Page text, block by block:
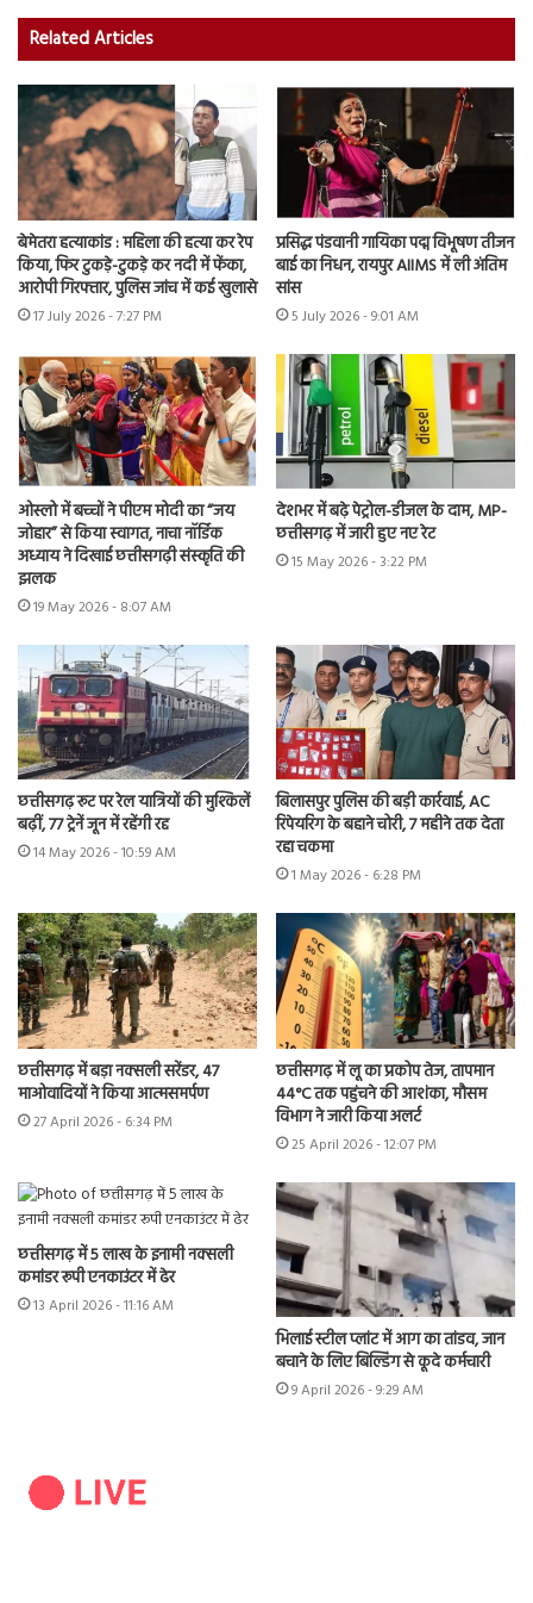
Related Articles
बेमेतरा हत्याकांड : महिला की हत्या कर रेप
किया, फिर टुकड़े-टुकड़े कर नदी में फेंका,
आरोपी गिरफ्तार, पुलिस जांच में कई खुलासे
17 July 2026 - 7:27 PM
प्रसिद्ध पंडवानी गायिका पद्म विभूषण तीजन
बाई का निधन, रायपुर AIIMS में ली अंतिम
सांस
5 July 2026 - 9:01 AM
ओस्लो में बच्चों ने पीएम मोदी का “जय
जोहार” से किया स्वागत, नाचा नॉर्डिक
अध्याय ने दिखाई छत्तीसगढ़ी संस्कृति की
झलक
19 May 2026 - 8:07 AM
देशभर में बढ़े पेट्रोल-डीजल के दाम, MP-
छत्तीसगढ़ में जारी हुए नए रेट
15 May 2026 - 3:22 PM
छत्तीसगढ़ रूट पर रेल यात्रियों की मुश्किलें
बढ़ीं, 77 ट्रेनें जून में रहेंगी रद्द
14 May 2026 - 10:59 AM
बिलासपुर पुलिस की बड़ी कार्रवाई, AC
रिपेयरिंग के बहाने चोरी, 7 महीने तक देता
रहा चकमा
1 May 2026 - 6:28 PM
छत्तीसगढ़ में बड़ा नक्सली सरेंडर, 47
माओवादियों ने किया आत्मसमर्पण
27 April 2026 - 6:34 PM
छत्तीसगढ़ में लू का प्रकोप तेज, तापमान
44°C तक पहुंचने की आशंका, मौसम
विभाग ने जारी किया अलर्ट
25 April 2026 - 12:07 PM
छत्तीसगढ़ में 5 लाख के इनामी नक्सली
कमांडर रूपी एनकाउंटर में ढेर
13 April 2026 - 11:16 AM
भिलाई स्टील प्लांट में आग का तांडव, जान
बचाने के लिए बिल्डिंग से कूदे कर्मचारी
9 April 2026 - 9:29 AM